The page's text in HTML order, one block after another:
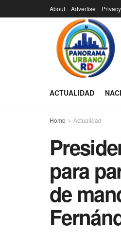
About Advertise
ACTUALIDAD
Home Actualidad
para
de